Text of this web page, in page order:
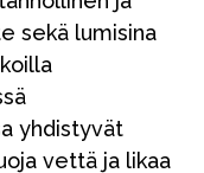
sekä lumisina
yhdistyvät
vettä ja likaa